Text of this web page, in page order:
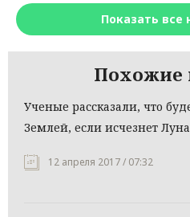
Показать все
Похожие
Ученые рассказали, что
Землей, если исчезнет Луна
12 апреля 2017 / 07:32